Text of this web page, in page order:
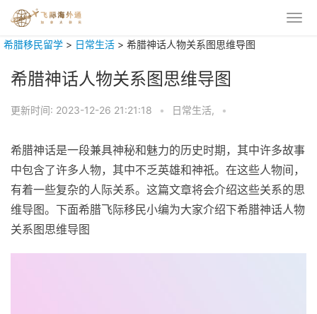
希腊移民留学 > 日常生活 > 希腊神话人物关系图思维导图
希腊神话人物关系图思维导图
更新时间: 2023-12-26 21:21:18 • 日常生活, •
希腊神话是一段兼具神秘和魅力的历史时期，其中许多故事
中包含了许多人物，其中不乏英雄和神祇。在这些人物间，
有着一些复杂的人际关系。这篇文章将会介绍这些关系的思
维导图。下面希腊飞际移民小编为大家介绍下希腊神话人物
关系图思维导图